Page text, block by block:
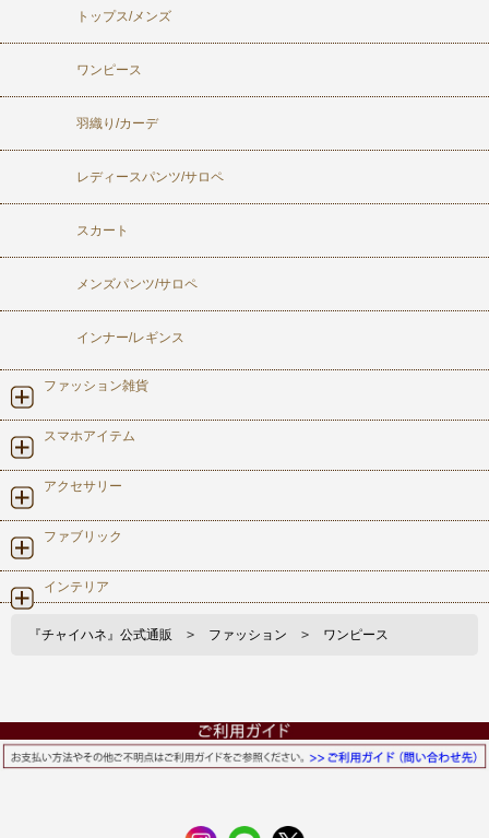
トップス/メンズ
ワンピース
羽織り/カーデ
レディースパンツ/サロペ
スカート
メンズパンツ/サロペ
インナー/レギンス
ファッション雑貨
スマホアイテム
アクセサリー
ファブリック
インテリア
『チャイハネ』公式通販 > ファッション > ワンピース